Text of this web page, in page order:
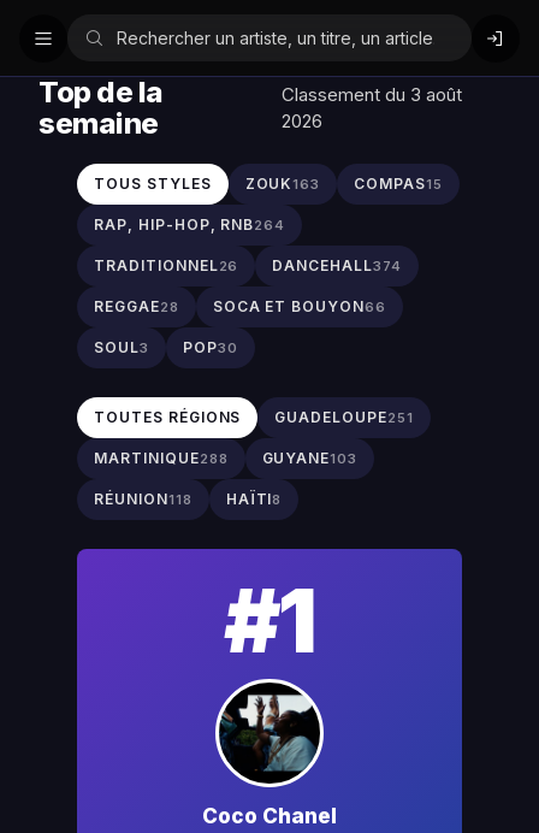
Top de la
semaine
Classement du 3 août
2026
TOUS STYLES ZOUK163 COMPAS15
RAP, HIP-HOP, RNB264
TRADITIONNEL26 DANCEHALL374
REGGAE28 SOCA ET BOUYON66
SOUL3 POP30
TOUTES RÉGIONS GUADELOUPE251
MARTINIQUE288 GUYANE103
RÉUNION118 HAÏTI8
#1
Coco Chanel